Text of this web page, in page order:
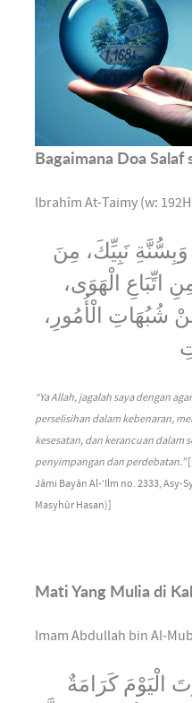
Bagaimana Doa Salaf
Ibrahîm At-Taimy (w:
نَبِيِّكَ، مِنَ
اتِّبَاعِ الْهَوَى،
شُبُهَاتِ الْأُمُورِ،
“Ya Allah, jagalah saya dengan
perselisihan dalam kebenaran,
kesesatan, dan kerancuan dalam
penyimpangan dan perdebatan.”
Jâmi Bayân Al-‘Ilm no. 2333, Asy-
Masyhûr Hasan)]
Mati Yang Mulia di
Imam Abdullah bin Al-
الْيَوْمَ كَرَامَةٌ